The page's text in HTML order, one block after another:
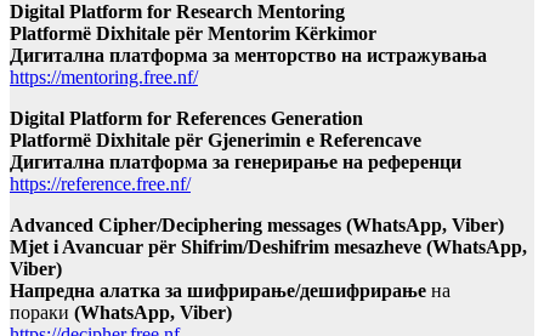
Digital Platform for Research Mentoring
Platformë Dixhitale për Mentorim Kërkimor
Дигитална платформа за менторство на истражувања
https://mentoring.free.nf/
Digital Platform for References Generation
Platformë Dixhitale për Gjenerimin e Referencave
Дигитална платформа за генерирање на референци
https://reference.free.nf/
Advanced Cipher/Deciphering messages (WhatsApp, Viber)
Mjet i Avancuar për Shifrim/Deshifrim mesazheve (WhatsApp,
Viber)
Напредна алатка за шифрирање/дешифрирање на
пораки (WhatsApp, Viber)